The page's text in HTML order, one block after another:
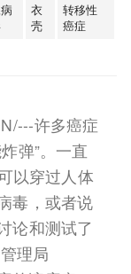
衣
壳
转移性
癌症
许多癌症
弹”。一直
以穿过人体
毒，或者说
论和测试了
理局